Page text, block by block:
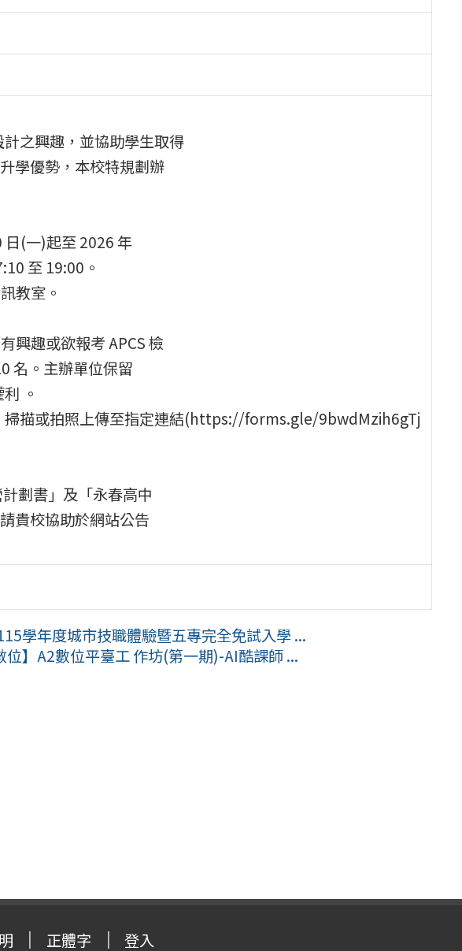
之興趣，並協助學生取得
學優勢，本校特規劃辦
日(一)起至 2026 年
至 19:00。
教室。
興趣或欲報考 APCS 檢
名。主辦單位保留
。
掃描或拍照上傳至指定連結(https://forms.gle/9bwdMzih6gTj
劃書」及「永春高中
貴校協助於網站公告
學年度城市技職體驗暨五專完全免試入學 ...
】A2數位平臺工 作坊(第一期)-AI酷課師 ...
正體字 登入